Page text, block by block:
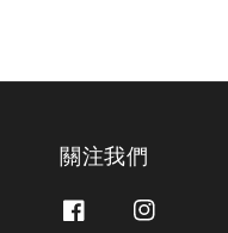
關注我們